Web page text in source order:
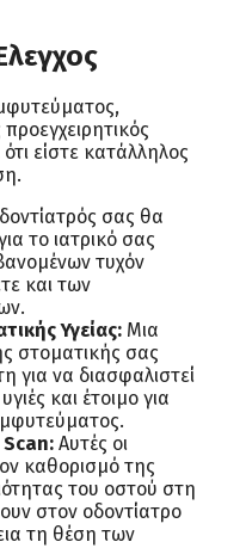
είστε κατάλληλος
σας θα
το ιατρικό σας
τυχόν
και των
Υγείας: Μια
στοματικής σας
για να διασφαλιστεί
και έτοιμο για
Scan: Αυτές οι
καθορισμό της
του οστού στη
στον οδοντίατρο
τη θέση των